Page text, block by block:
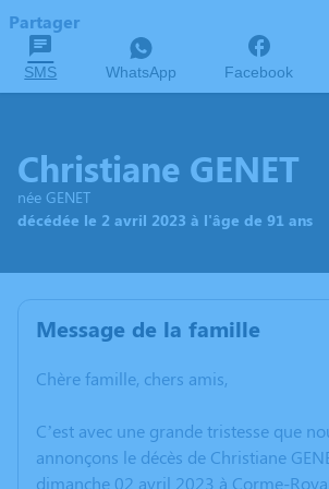
Partager
SMS WhatsApp Facebook
Christiane GENET
née GENET
décédée le 2 avril 2023 à l'âge de 91 ans
Message de la famille
Chère famille, chers amis,
C’est avec une grande tristesse que
annonçons le décès de Christiane
dimanche 02 avril 2023 à Corme-